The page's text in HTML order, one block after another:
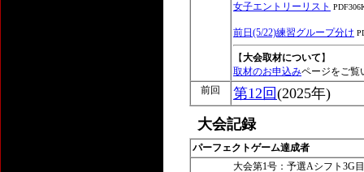
女子エントリーリスト
前日(5/22)練習グループ分け
【大会取材について 】
取材のお申込みページをご覧
前回
第12回(2025年)
大会記録
パーフェクトゲーム達成者
大会第1号：予選Aシフト3G